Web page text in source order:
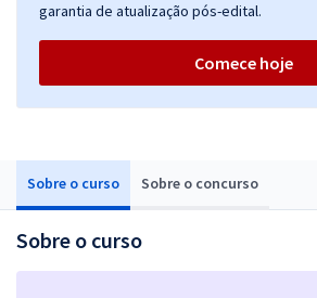
Sobre o curso Sobre o concurso
Sobre o curso
garantia de atualização pós-edital.
Comece hoje